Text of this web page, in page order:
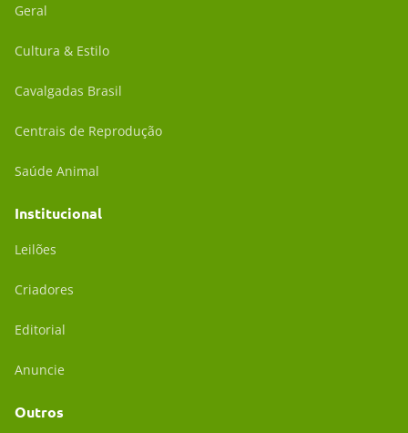
Geral
Cultura & Estilo
Cavalgadas Brasil
Centrais de Reprodução
Saúde Animal
Institucional
Leilões
Criadores
Editorial
Anuncie
Outros